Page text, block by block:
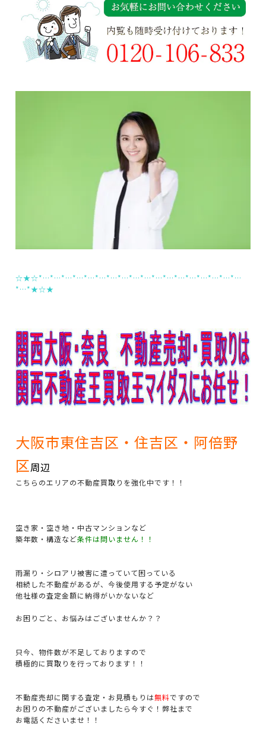
☆★☆*…*…*…*…*…*…*…*…*…*…*…*…*…*…*…*…*…*…
*…*★☆★
大阪市東住吉区・住吉区・阿倍野
区周辺
こちらのエリアの不動産買取りを強化中です！！
空き家・空き地・中古マンションなど
築年数・構造など条件は問いません！！
雨漏り・シロアリ被害に遭っていて困っている
相続した不動産があるが、今後使用する予定がない
他社様の査定金額に納得がいかないなど
お困りごと、お悩みはございませんか？？
只今、物件数が不足しておりますので
積極的に買取りを行っております！！
不動産売却に関する査定・お見積もりは無料ですので
お困りの不動産がございましたら今すぐ！弊社まで
お電話くださいませ！！